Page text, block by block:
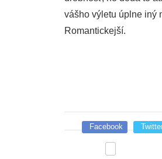
vášho výletu úplne iný
Romantickejší.
Facebook